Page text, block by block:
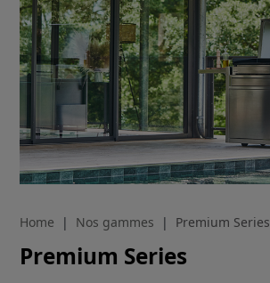
Home Nos gammes Premium Series
Premium Series